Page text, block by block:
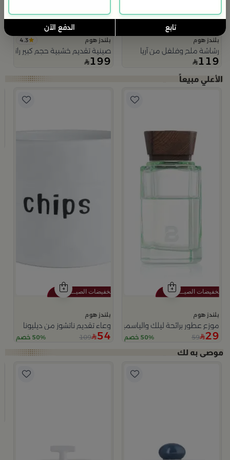
تابع الدفع الآن
بلندز هوم
رشاشة ملح وفلفل من آريا
119
بلندز هوم 4.3
صينية تقديم خشبية حجم كبير راتان
199
بلندز هوم
موزع عطور برائحة ليلك والياسمين 200 مل
29
59 50% خصم
بلندز هوم
وعاء تقديم ناتشوز من ديليونا
54
109 50% خصم